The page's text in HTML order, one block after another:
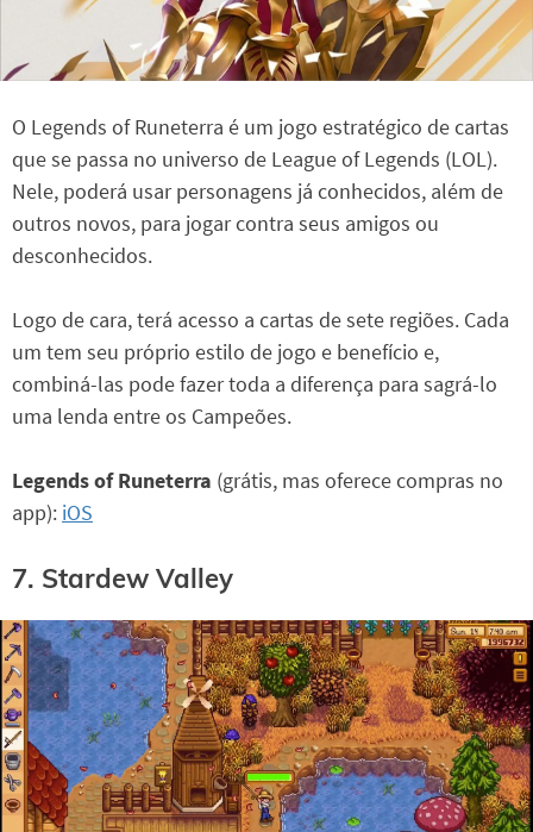
O Legends of Runeterra é um jogo estratégico de cartas
que se passa no universo de League of Legends (LOL).
Nele, poderá usar personagens já conhecidos, além de
outros novos, para jogar contra seus amigos ou
desconhecidos.
Logo de cara, terá acesso a cartas de sete regiões. Cada
um tem seu próprio estilo de jogo e benefício e,
combiná-las pode fazer toda a diferença para sagrá-lo
uma lenda entre os Campeões.
Legends of Runeterra (grátis, mas oferece compras no
app): iOS
7. Stardew Valley